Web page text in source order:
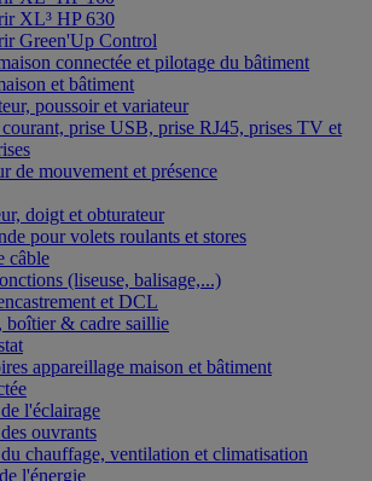
XL³ HP 630
Green'Up Control
connectée et pilotage du bâtiment
et bâtiment
poussoir et variateur
courant, prise USB, prise RJ45, prises TV et
de mouvement et présence
doigt et obturateur
pour volets roulants et stores
câble
(liseuse, balisage,...)
et DCL
boîtier & cadre saillie
appareillage maison et bâtiment
l'éclairage
ouvrants
chauffage, ventilation et climatisation
l'énergie